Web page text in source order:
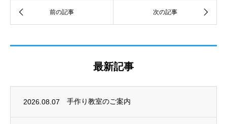
最新記事
2026.08.07 手作り教室のご案内